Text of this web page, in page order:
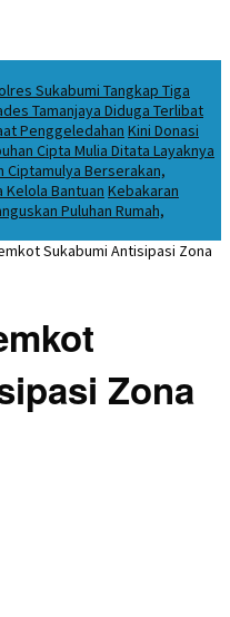
Sukabumi Tangkap Tiga
Tamanjaya Diduga Terlibat
Penggeledahan Kini Donasi
Cipta Mulia Ditata Layaknya
Ciptamulya Berserakan,
Kelola Bantuan Kebakaran
Puluhan Rumah,
Sukabumi Antisipasi Zona
Zona